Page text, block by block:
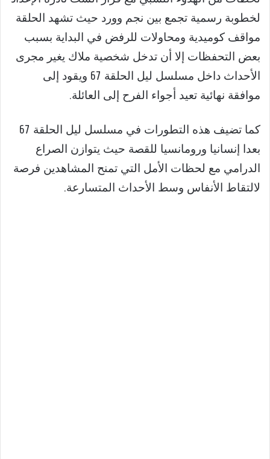
لخطوبة رسمية تجمع بين نجم وورد حيث تشهد الحلقة
مواقف كوميدية ومحاولات للرفض في البداية بسبب
بعض التحفظات إلا أن تدخل شخصية ملاك يغير مجرى
الأحداث داخل مسلسل ليل الحلقة 67 ويقود إلى
موافقة نهائية تعيد أجواء الفرح إلى العائلة.
كما تضيف هذه التطورات في مسلسل ليل الحلقة 67
بعدا إنسانيا ورومانسيا للقصة حيث يتوازن الصراع
الدرامي مع لحظات الأمل التي تمنح المشاهدين فرصة
لالتقاط الأنفاس وسط الأحداث المتسارعة.